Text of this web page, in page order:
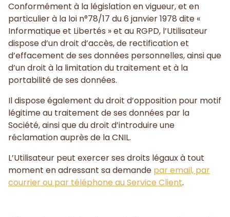
Conformément à la législation en vigueur, et en
particulier à la loi n°78/17 du 6 janvier 1978 dite «
Informatique et Libertés » et au RGPD, l’Utilisateur
dispose d’un droit d’accès, de rectification et
d’effacement de ses données personnelles, ainsi que
d’un droit à la limitation du traitement et à la
portabilité de ses données.
Il dispose également du droit d’opposition pour motif
légitime au traitement de ses données par la
Société, ainsi que du droit d’introduire une
réclamation auprès de la CNIL.
L’Utilisateur peut exercer ses droits légaux à tout
moment en adressant sa demande par email, par
courrier ou par téléphone au Service Client.